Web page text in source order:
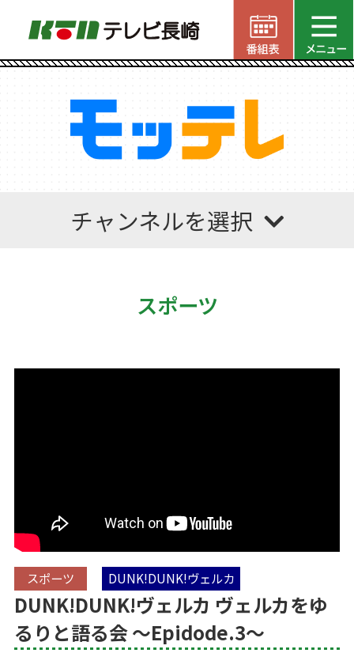
チャンネルを選択
スポーツ
スポーツ DUNK!DUNK!ヴェルカ
DUNK!DUNK!ヴェルカ ヴェルカをゆ
るりと語る会 ～Epidode.3～